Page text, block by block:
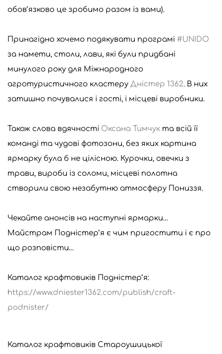
обов’язково це зробимо разом із вами).
Принагідно хочемо подякувати програмі #UNIDO
за намети, столи, лави, які були придбані
минулого року для Міжнародного
агротуристичного кластеру Дністер 1362. В них
затишно почувалися і гості, і місцеві виробники.
Також слова вдячності Оксана Тимчук та всій її
команді та чудові фотозони, без яких картина
ярмарку була б не цілісною. Курочки, овечки з
трави, вироби із соломи, місцеві полотна
створили свою незабутню атмосферу Пониззя.
Чекайте анонсів на наступні ярмарки…
Майстрам Подністер’я є чим пригостити і є про
що розповісти…
Каталог крафтовиків Подністер’я:
https://www.dniester1362.com/publish/craft-
podnister/
Каталог крафтовиків Староушицької